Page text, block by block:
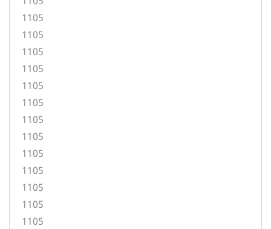
1105
1105
1105
1105
1105
1105
1105
1105
1105
1105
1105
1105
1105